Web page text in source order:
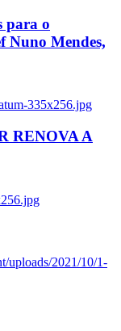
para o
Nuno Mendes,
335x256.jpg
RENOVA A
uploads/2021/10/1-